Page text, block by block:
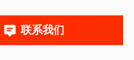
联系我们